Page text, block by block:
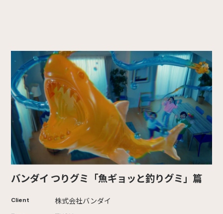
バンダイ つりグミ「魚ギョッと釣りグミ」篇
Client 株式会社バンダイ